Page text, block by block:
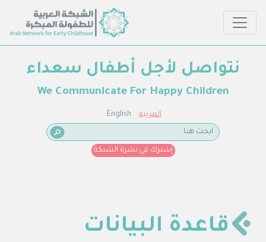
نتواصل لأجل أطفال سعداء
We Communicate For Happy Children
English العربية
إشترك في نشرة الشبكة
قاعدة البيانات